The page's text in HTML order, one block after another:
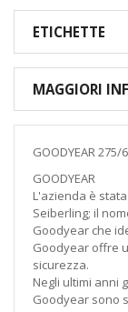
ETICHETTE
MAGGIORI
GOODYEAR 275/
GOODYEAR
L'azienda è
Seiberling; il
Goodyear che
Goodyear offre
sicurezza.
Negli ultimi anni
Goodyear sono